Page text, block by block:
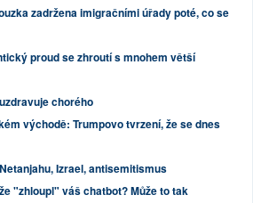
zadržena imigračními úřady poté, co se
proud se zhroutí s mnohem větší
chorého
východě: Trumpovo tvrzení, že se dnes
Netanjahu, Izrael, antisemitismus
"zhloupl" váš chatbot? Může to tak